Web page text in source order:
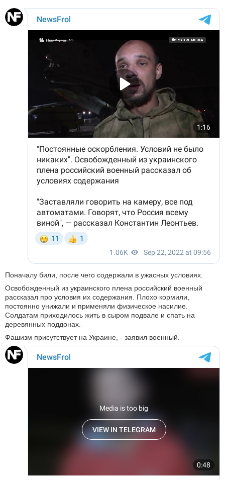
Поначалу били, после чего содержали в ужасных условиях.
Освобожденный из украинского плена российский военный
рассказал про условия их содержания. Плохо кормили,
постоянно унижали и применяли физическое насилие.
Солдатам приходилось жить в сыром подвале и спать на
деревянных поддонах.
Фашизм присутствует на Украине, - заявил военный.